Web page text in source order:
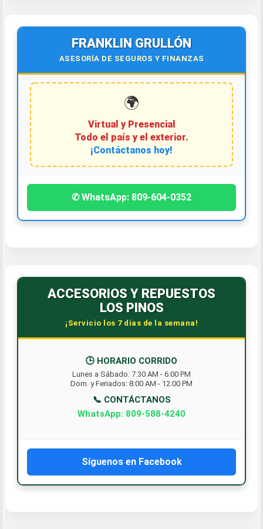
FRANKLIN GRULLÓN
ASESORÍA DE SEGUROS Y FINANZAS
🌍
Virtual y Presencial
Todo el país y el exterior.
¡Contáctanos hoy!
✆ WhatsApp: 809-604-0352
ACCESORIOS Y REPUESTOS
LOS PINOS
¡Servicio los 7 días de la semana!
🕒 HORARIO CORRIDO
Lunes a Sábado: 7:30 AM - 6:00 PM
Dom. y Feriados: 8:00 AM - 12:00 PM
📞 CONTÁCTANOS
WhatsApp: 809-588-4240
Síguenos en Facebook